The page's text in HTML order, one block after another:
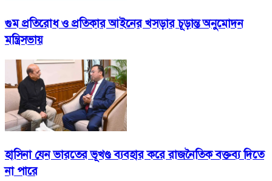
গুম প্রতিরোধ ও প্রতিকার আইনের খসড়ার চূড়ান্ত অনুমোদন
মন্ত্রিসভায়
হাসিনা যেন ভারতের ভূখণ্ড ব্যবহার করে রাজনৈতিক বক্তব্য দিতে
না পারে